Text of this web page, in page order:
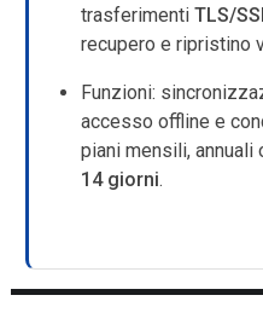
trasferimentiTLS/
recupero e ripristino
Funzioni:
accesso offline e
piani mensili, annuali
14 giorni.